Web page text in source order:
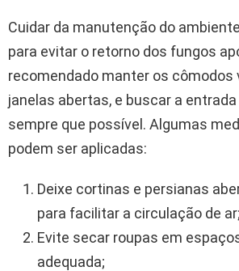
Cuidar da manutenção do
para evitar o retorno dos fungos
recomendado manter os cômodos
janelas abertas, e buscar a
sempre que possível. Algumas
podem ser aplicadas:
Deixe cortinas e persianas
para facilitar a circulação de ar;
Evite secar roupas em
adequada;